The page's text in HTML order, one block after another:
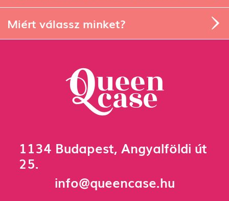
Miért válassz minket?
1134 Budapest, Angyalföldi út
25.
info@queencase.hu